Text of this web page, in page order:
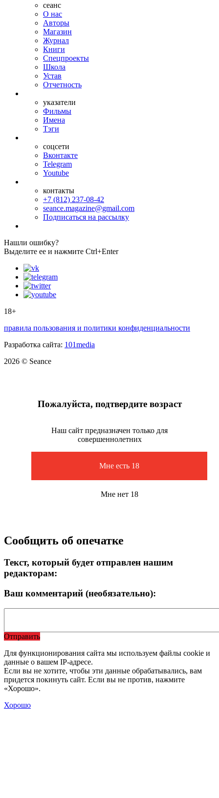
сеанс
О нас
Авторы
Магазин
Журнал
Книги
Спецпроекты
Школа
Устав
Отчетность
указатели
Фильмы
Имена
Тэги
соцсети
Вконтакте
Telegram
Youtube
контакты
+7 (812) 237-08-42
seance.magazine@gmail.com
Подписаться на рассылку
Нашли ошибку?
Выделите ее и нажмите Ctrl+Enter
18+
правила пользования и политики конфиденциальности
Разработка сайта: 101media
2026 © Seance
Пожалуйста, подтвердите возраст
Наш сайт предназначен только для
совершеннолетних
Мне есть 18
Мне нет 18
Сообщить об опечатке
Текст, который будет отправлен нашим
редакторам:
Ваш комментарий (необязательно):
Отправить
Для функционирования сайта мы используем файлы cookie и
данные о вашем IP-адресе.
Если вы не хотите, чтобы эти данные обрабатывались, вам
придется покинуть сайт. Если вы не против, нажмите
«Хорошо».
Хорошо